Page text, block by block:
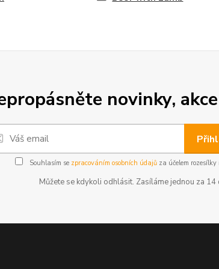
novinky,
Souhlasím se zpracováním osobních údajůza účelem rozesílky
Můžete se kdykoli odhlásit. Zasíláme jednou za 14